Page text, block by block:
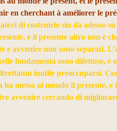
en cherchant à améliorer le
di costruirlo sin da adesso su
e il presente altro non è
e avvenire non sono separati.
fondamenta sono difettose, è
inutile preoccuparsi.
messo al mondo il presente, e
avvenire cercando di